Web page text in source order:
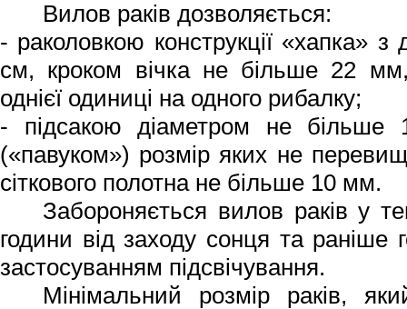
Вилов раків дозволяється:
- раколовкою конструкції «хапка»
см, кроком вічка не більше 22 мм,
однієї одиниці на одного рибалку;
- підсакою діаметром не більше
(«павуком») розмір яких не
сіткового полотна не більше 10 мм.
Забороняється вилов раків у
години від заходу сонця та раніше
застосуванням підсвічування.
Мінімальний розмір раків,